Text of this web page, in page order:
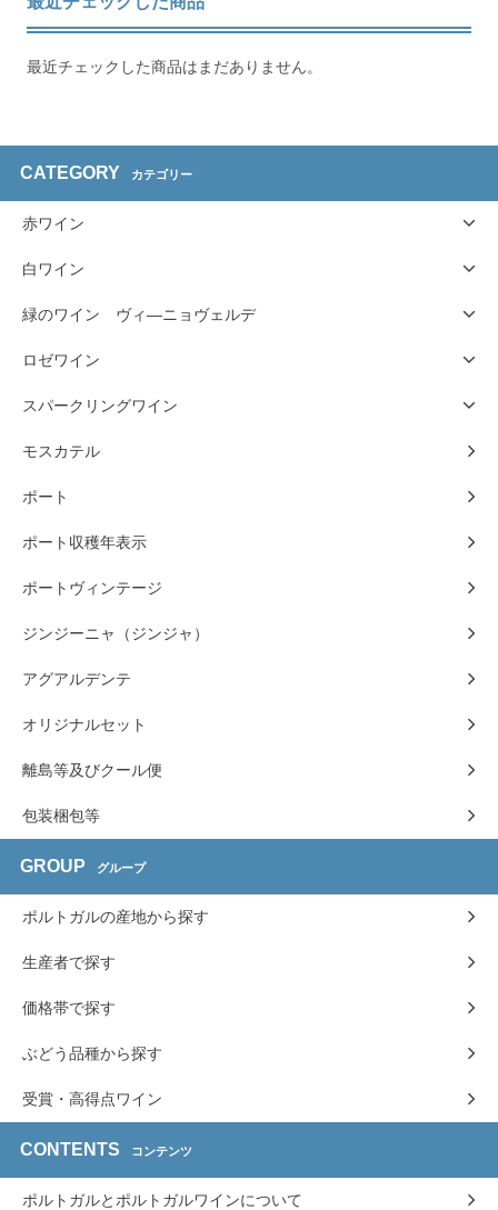
最近チェックした商品はまだありません。
CATEGORY カテゴリー
赤ワイン
白ワイン
緑のワイン ヴィ―ニョヴェルデ
ロゼワイン
スパークリングワイン
モスカテル
ポート
ポート収穫年表示
ポートヴィンテージ
ジンジーニャ（ジンジャ）
アグアルデンテ
オリジナルセット
離島等及びクール便
包装梱包等
GROUP グループ
ポルトガルの産地から探す
生産者で探す
価格帯で探す
ぶどう品種から探す
受賞・高得点ワイン
CONTENTS コンテンツ
ポルトガルとポルトガルワインについて